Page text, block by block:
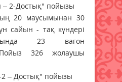
2-Достық" пойызы
20 маусымынан 30
сайын - тақ күндері
23 вагон
Пойыз 326 жолаушы
– Достық" пойызы